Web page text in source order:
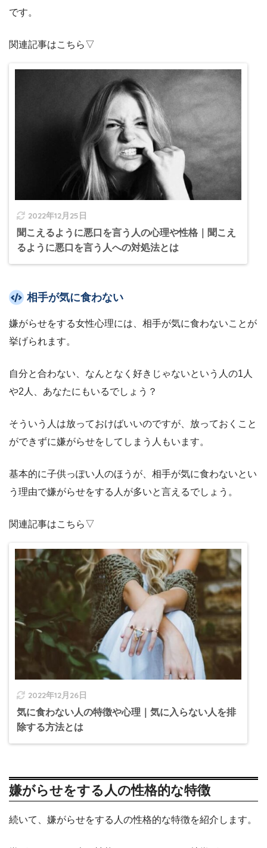
です。
関連記事はこちら▽
2022年12月25日
聞こえるように悪口を言う人の心理や性格｜聞こえ
るように悪口を言う人への対処法とは
相手が気に食わない
嫌がらせをする女性心理には、相手が気に食わないことが
挙げられます。
自分と合わない、なんとなく好きじゃないという人の1人
や2人、あなたにもいるでしょう？
そういう人は放っておけばいいのですが、放っておくこと
ができずに嫌がらせをしてしまう人もいます。
基本的に子供っぽい人のほうが、相手が気に食わないとい
う理由で嫌がらせをする人が多いと言えるでしょう。
関連記事はこちら▽
2022年12月26日
気に食わない人の特徴や心理｜気に入らない人を排
除する方法とは
嫌がらせをする人の性格的な特徴
続いて、嫌がらせをする人の性格的な特徴を紹介します。